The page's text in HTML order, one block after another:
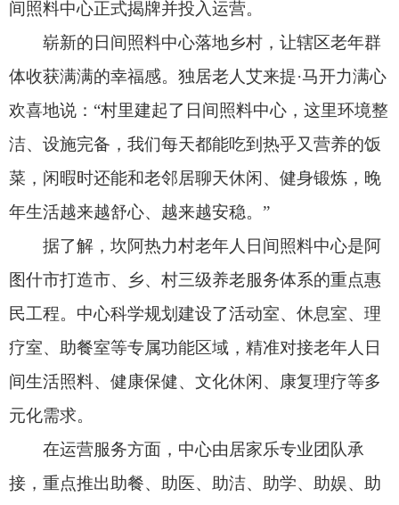
菜，闲暇时还能和老邻居聊天休闲、健身锻炼，晚
年生活越来越舒心、越来越安稳。”
据了解，坎阿热力村老年人日间照料中心是阿
民工程。中心科学规划建设了活动室、休息室、理
疗室、助餐室等专属功能区域，精准对接老年人日
间生活照料、健康保健、文化休闲、康复理疗等多
元化需求。
在运营服务方面，中心由居家乐专业团队承
游六大核心便民服务，从日常生活、健康保障到精
神文娱全方位发力，破解农村老人日间照料难题。
阿图什市民政局养老事业室工作人员古丽班·马
木江说：“将持续深耕市、乡、村三级养老服务体系
建设，持续补齐基层养老服务短板、优化乡村养老
细化、暖心化的养老服务，用心用情守护老人幸福
晚年。”（通讯员 古丽米热·艾尼瓦尔）